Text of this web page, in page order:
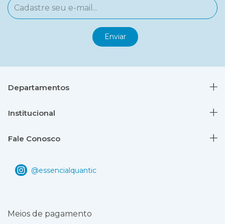
Departamentos
Institucional
Fale Conosco
Meios de pagamento